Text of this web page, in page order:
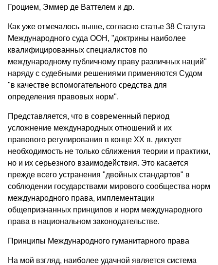
Гроцием, Эммер де Ваттелем и др.
Как уже отмечалось выше, согласно статье 38 Статута
Международного суда ООН, "доктрины наиболее
квалифицированных специалистов по
международному публичному праву различных наций"
наряду с судебными решениями применяются Судом
"в качестве вспомогательного средства для
определения правовых норм".
Представляется, что в современный период
усложнение международных отношений и их
правового регулирования в конце XX в. диктует
необходимость не только сближения теории и практики,
но и их серьезного взаимодействия. Это касается
прежде всего устранения "двойных стандартов" в
соблюдении государствами мирового сообщества норм
международного права, имплементации
общепризнанных принципов и норм международного
права в национальном законодательстве.
Принципы Международного гуманитарного права
На мой взгляд, наиболее удачной является система